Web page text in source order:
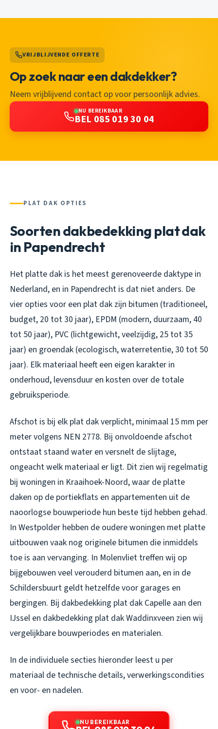
VRIJBLIJVENDE OFFERTE
Op zoek naar een dakdekker?
Neem vrijblijvend contact op voor persoonlijk advies.
NU BEREIKBAAR
BEL 085 019 30 04
PLAT DAK OPTIES
Soorten dakbedekking plat dak
in Papendrecht
Het platte dak is het meest gerenoveerde daktype in
Nederland, en in Papendrecht is dat niet anders. De
vier opties voor een plat dak zijn bitumen (traditioneel,
budget, 20 tot 30 jaar), EPDM (modern, duurzaam, 40
tot 50 jaar), PVC (lichtgewicht, veelzijdig, 25 tot 35
jaar) en groendak (ecologisch, waterretentie, 30 tot 50
jaar). Elk materiaal heeft een eigen karakter in
onderhoud, levensduur en kosten over de totale
gebruiksperiode.
Afschot is bij elk plat dak verplicht, minimaal 15 mm per
meter volgens NEN 2778. Bij onvoldoende afschot
ontstaat staand water en versnelt de slijtage,
ongeacht welk materiaal er ligt. Dit zien wij regelmatig
bij woningen in Kraaihoek-Noord, waar de platte
daken op de portiekflats en appartementen uit de
naoorlogse bouwperiode hun beste tijd hebben gehad.
In Westpolder hebben de oudere woningen met platte
uitbouwen vaak nog originele bitumen die inmiddels
toe is aan vervanging. In Molenvliet treffen wij op
bijgebouwen veel verouderd bitumen aan, en in de
Schildersbuurt geldt hetzelfde voor garages en
bergingen. Bij dakbedekking plat dak Capelle aan den
IJssel en dakbedekking plat dak Waddinxveen zien wij
vergelijkbare bouwperiodes en materialen.
In de individuele secties hieronder leest u per
materiaal de technische details, verwerkingscondities
en voor- en nadelen.
NU BEREIKBAAR